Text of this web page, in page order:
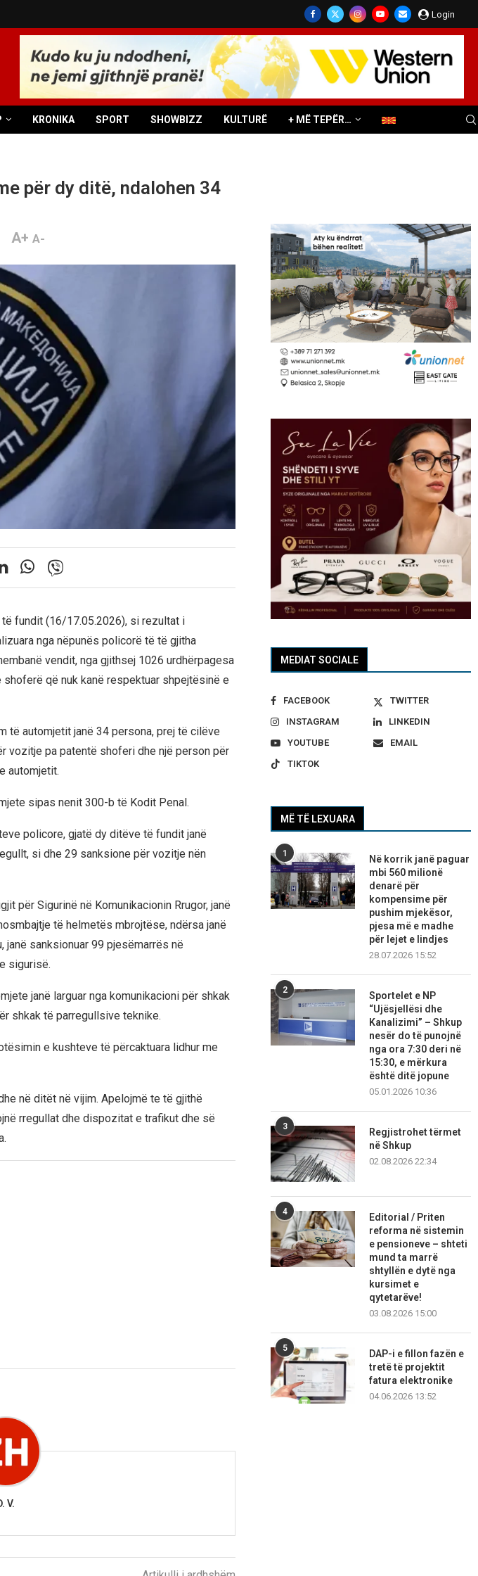
Login
KRONIKA SPORT SHOWBIZZ KULTURË + MË TEPËR…
për dy ditë, ndalohen 34
A+ A-
fundit (16/17.05.2026), si rezultat i
nga nëpunës policorë të të gjitha
vendit, nga gjithsej 1026 urdhërpagesa
që nuk kanë respektuar shpejtësinë e
të automjetit janë 34 persona, prej të cilëve
vozitje pa patentë shoferi dhe një person për
automjetit.
sipas nenit 300-b të Kodit Penal.
policore, gjatë dy ditëve të fundit janë
si dhe 29 sanksione për vozitje nën
për Sigurinë në Komunikacionin Rrugor, janë
të helmetës mbrojtëse, ndërsa janë
janë sanksionuar 99 pjesëmarrës në
sigurisë.
janë larguar nga komunikacioni për shkak
shkak të parregullsive teknike.
e kushteve të përcaktuara lidhur me
në ditët në vijim. Apelojmë te të gjithë
rregullat dhe dispozitat e trafikut dhe së
V.
MEDIAT SOCIALE
FACEBOOK
TWITTER
INSTAGRAM
LINKEDIN
YOUTUBE
EMAIL
TIKTOK
MË TË LEXUARA
1
Në korrik janë paguar
mbi 560 milionë
denarë për
kompensime për
pushim mjekësor,
pjesa më e madhe
për lejet e lindjes
28.07.2026 15:52
2
Sportelet e NP
“Ujësjellësi dhe
Kanalizimi” – Shkup
nesër do të punojnë
nga ora 7:30 deri në
15:30, e mërkura
është ditë jopune
05.01.2026 10:36
3
Regjistrohet tërmet
në Shkup
02.08.2026 22:34
4
Editorial / Priten
reforma në sistemin
e pensioneve – shteti
mund ta marrë
shtyllën e dytë nga
kursimet e
qytetarëve!
03.08.2026 15:00
5
DAP-i e fillon fazën e
tretë të projektit
fatura elektronike
04.06.2026 13:52